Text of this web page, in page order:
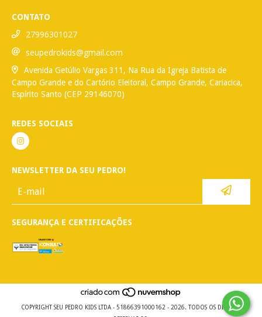
CONTATO
27996301027
seupedrokids@gmail.com
Avenida Getúlio Vargas 311, Na Rua da Igreja Batista de
Campo Grande e do Cartório Eleitoral, Campo Grande, Cariacica,
Espírito Santo (CEP 29146070)
REDES SOCIAIS
NEWSLETTER DA SEU PEDRO!
SEGURANÇA E CERTIFICAÇÕES
COPYRIGHT SEU PEDRO KIDS LTDA - 51866391000162 - 2026. TODOS OS DIREITOS